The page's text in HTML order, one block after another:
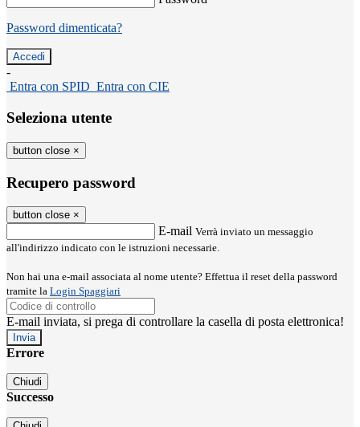
Password dimenticata?
-
Entra con SPID Entra con CIE
Seleziona utente
button close ×
Recupero password
button close ×
E-mail Verrà inviato un messaggio
all'indirizzo indicato con le istruzioni necessarie.
Non hai una e-mail associata al nome utente? Effettua il reset della password
tramite la Login Spaggiari
E-mail inviata, si prega di controllare la casella di posta elettronica!
Errore
Chiudi
Successo